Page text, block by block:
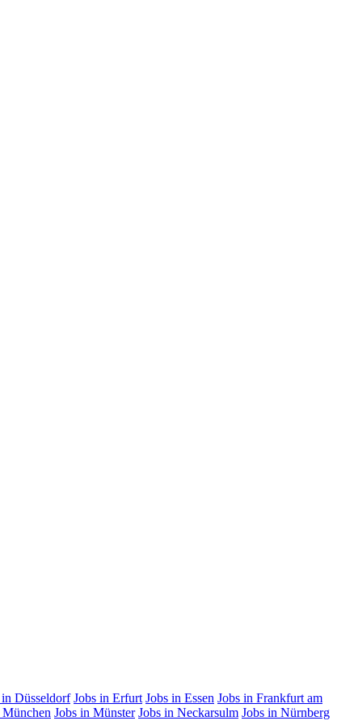
in Düsseldorf Jobs in Erfurt Jobs in Essen Jobs in Frankfurt am
München Jobs in Münster Jobs in Neckarsulm Jobs in Nürnberg